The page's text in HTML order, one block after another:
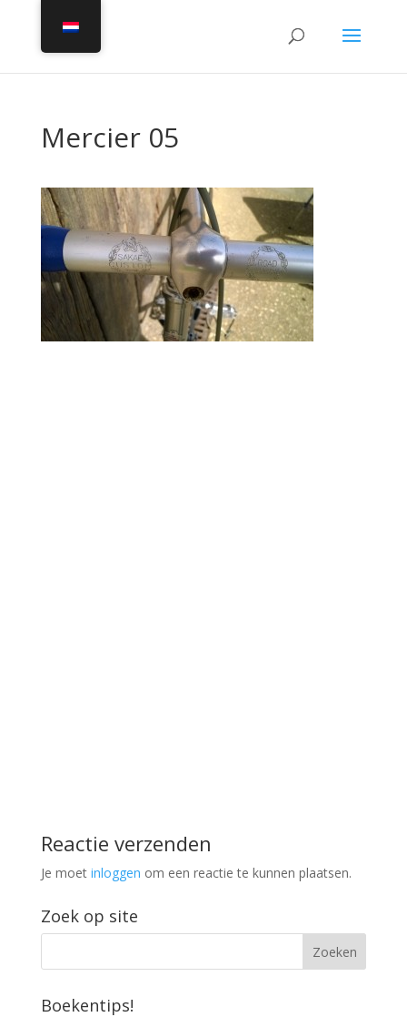
Mercier 05
Reactie verzenden
Je moet inloggen om een reactie te kunnen plaatsen.
Zoek op site
Boekentips!